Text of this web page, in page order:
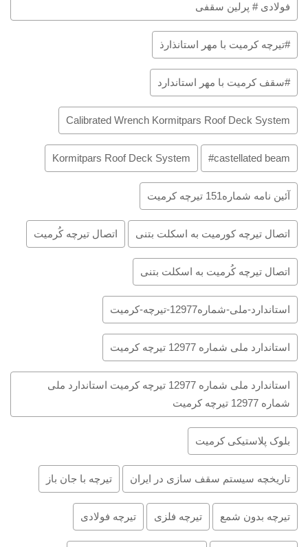
فولادی # پرلین سقفی
#تیرچه کرمیت با مهر استانذارذ
#سقف کرمیت با مهر استاندارد
Calibrated Wrench Kormitpars Roof Deck System
castellated beam#
Kormitpars Roof Deck System
آئین نامه شماره151 تیرچه کرمیت
اتصال تیرچه کورمیت به اسکلت بتنی اتصال تیرچه کُرمیت
اتصال تیرچه کُرمیت به اسکلت بتنی
استاندارد-ملی-شماره12977-تیرچه-کرمیت
استاندارد ملی شماره 12977 تیرچه کرمیت
استاندارد ملی شماره 12977 تیرچه کرمیت استاندارد ملی
شماره 12977 تیرچه کرمیت
بلوک پلاستیکی کرمیت
تاریخچه سیستم سقف سازی در ایران تیرچه با جان باز
تیرچه بدون شمع تیرچه فلزی تیرچه فولادی